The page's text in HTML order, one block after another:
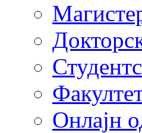
Онлајн